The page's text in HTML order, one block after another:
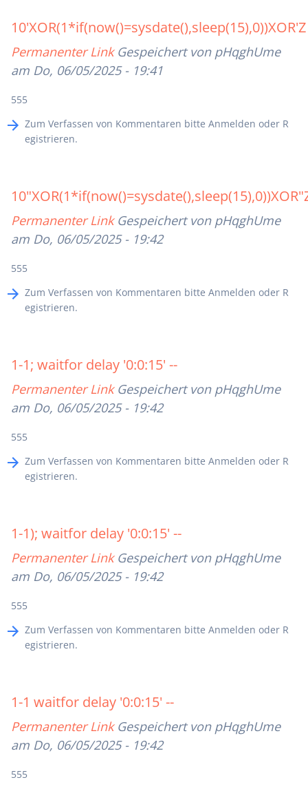
10'XOR(1*if(now()=sysdate(),sleep(15),0))XOR'Z
Permanenter Link Gespeichert von pHqghUme
am Do, 06/05/2025 - 19:41
555
Zum Verfassen von Kommentaren bitte Anmelden oder R
egistrieren.
Permanenter Link Gespeichert von pHqghUme
am Do, 06/05/2025 - 19:42
555
Zum Verfassen von Kommentaren bitte Anmelden oder R
egistrieren.
1-1; waitfor delay '0:0:15' --
Permanenter Link Gespeichert von pHqghUme
am Do, 06/05/2025 - 19:42
555
Zum Verfassen von Kommentaren bitte Anmelden oder R
egistrieren.
1-1); waitfor delay '0:0:15' --
Permanenter Link Gespeichert von pHqghUme
am Do, 06/05/2025 - 19:42
555
Zum Verfassen von Kommentaren bitte Anmelden oder R
egistrieren.
1-1 waitfor delay '0:0:15' --
Permanenter Link Gespeichert von pHqghUme
am Do, 06/05/2025 - 19:42
555